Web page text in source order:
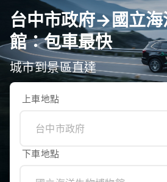
台中市政府→國立海
館：包車最快
城市到景區直達
上車地點
下車地點